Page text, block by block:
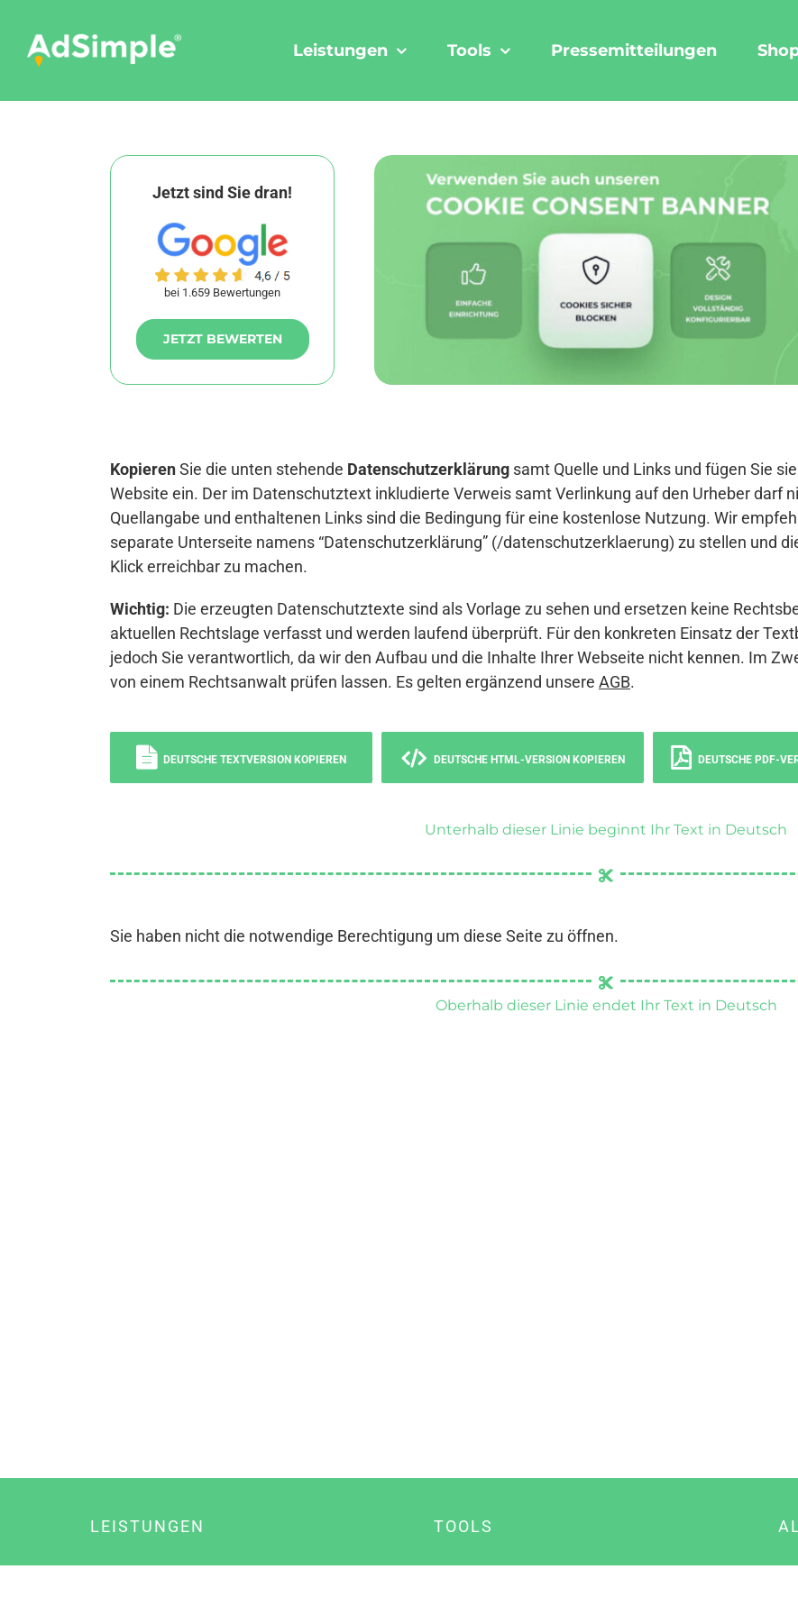
content
Leistungen Tools Pressemitteilungen
Jetzt sind Sie dran!
bei 1.659 Bewertungen
JETZT BEWERTEN
KopierenSie die unten stehende Datenschutzerklärung samt Quelle und Links und fügen Sie
Website ein. Der im Datenschutztext inkludierte Verweis samt Verlinkung auf den Urheber darf
Quellangabe und enthaltenen Links sind die Bedingung für eine kostenlose Nutzung. Wir
separate Unterseite namens “Datenschutzerklärung” (/datenschutzerklaerung) zu stellen und
Klick erreichbar zu machen.
Wichtig: Die erzeugten Datenschutztexte sind als Vorlage zu sehen und ersetzen keine
aktuellen Rechtslage verfasst und werden laufend überprüft. Für den konkreten Einsatz der
jedoch Sie verantwortlich, da wir den Aufbau und die Inhalte Ihrer Webseite nicht kennen. Im
von einem Rechtsanwalt prüfen lassen. Es gelten ergänzend unsere AGB.
DEUTSCHE TEXTVERSION KOPIEREN DEUTSCHE HTML-VERSION KOPIEREN DEUTSCHE PDF-
Unterhalb dieser Linie beginnt Ihr Text in Deutsch
Sie haben nicht die notwendige Berechtigung um diese Seite zu öffnen.
Oberhalb dieser Linie endet Ihr Text in Deutsch
LEISTUNGEN TOOLS